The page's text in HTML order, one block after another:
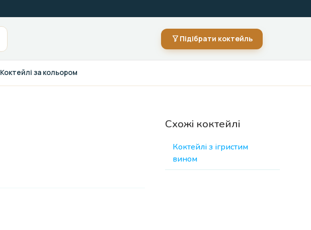
Підібрати коктейль
Коктейлі за кольором
Схожі коктейлі
Коктейлі з ігристим
вином